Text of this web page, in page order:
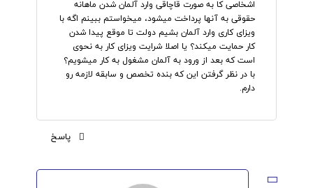
اشخاصی کا به صورت قاچاقی وارد آلمان شدن ماهانه
حقوقی به آنها پرداخت میشود، میخواستم ببینم اگه با
ویزای کاری وارد آلمان بشیم دولت تا موقع پیدا شدن
کار حمایت میکند؟ یا اصلا شرایت ویزای کار به نحوی
است که بعد از ورود به آلمان مشغول به کار میشویم؟
با در نظر گرفتن این که بنده تخصص و سابقه لازمه رو
دارم.
پاسخ